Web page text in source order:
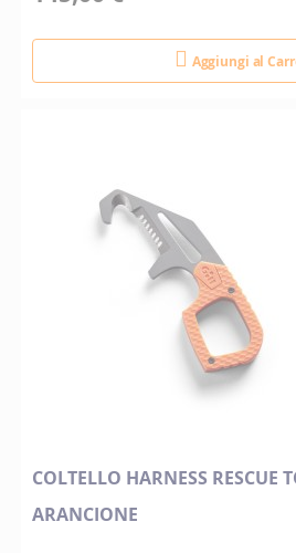
Aggiungi al
COLTELLO HARNESS RESCUE
ARANCIONE